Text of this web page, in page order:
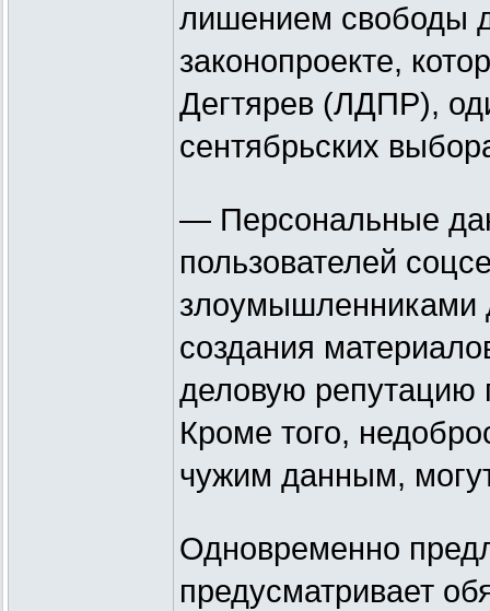
лишением свободы
законопроекте,
Дегтярев (ЛДПР),
сентябрьских
— Персональные
пользователей
злоумышленниками
создания
деловую репутацию
Кроме того,
чужим данным,
Одновременно
предусматривает